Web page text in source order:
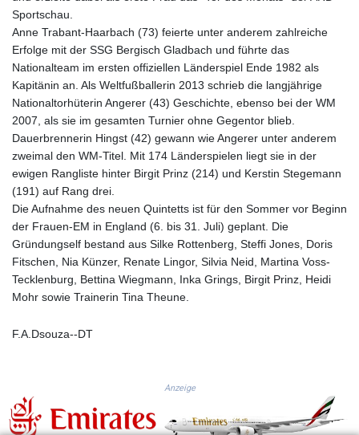
JOD 0.819133
JPY 182.194907
KES 149.462068
KGS 101.031383
KHR 4675.351658
KMF 493.31666
KRW 1638.053175
KWD 0.357244
KYD 0.961394
LAK 26077.708924
LBP
103304.008718
LKR 387.05831
LRD 208.222897
LSL 18.925383
MDL 20.043627
MKD 61.505179
Sportschau.
Anne Trabant-Haarbach (73) feierte unter anderem zahlreiche
Erfolge mit der SSG Bergisch Gladbach und führte das
Nationalteam im ersten offiziellen Länderspiel Ende 1982 als
Kapitänin an. Als Weltfußballerin 2013 schrieb die langjährige
Nationaltorhüterin Angerer (43) Geschichte, ebenso bei der WM
2007, als sie im gesamten Turnier ohne Gegentor blieb.
Dauerbrennerin Hingst (42) gewann wie Angerer unter anderem
zweimal den WM-Titel. Mit 174 Länderspielen liegt sie in der
ewigen Rangliste hinter Birgit Prinz (214) und Kerstin Stegemann
(191) auf Rang drei.
Die Aufnahme des neuen Quintetts ist für den Sommer vor Beginn
der Frauen-EM in England (6. bis 31. Juli) geplant. Die
Gründungself bestand aus Silke Rottenberg, Steffi Jones, Doris
Fitschen, Nia Künzer, Renate Lingor, Silvia Neid, Martina Voss-
Tecklenburg, Bettina Wiegmann, Inka Grings, Birgit Prinz, Heidi
Mohr sowie Trainerin Tina Theune.
F.A.Dsouza--DT
Anzeige